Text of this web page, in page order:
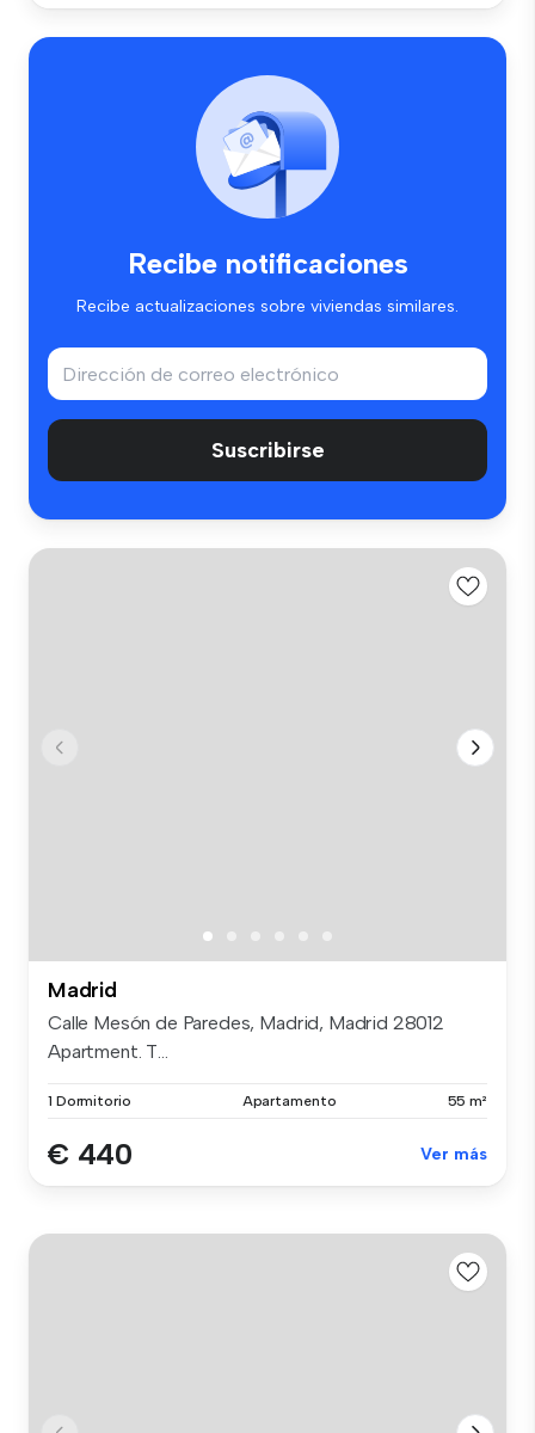
Recibe notificaciones
Recibe actualizaciones sobre viviendas similares.
Suscribirse
Madrid
Calle Mesón de Paredes, Madrid, Madrid 28012
Apartment. T...
1 Dormitorio Apartamento 55 m²
€ 440 Ver más